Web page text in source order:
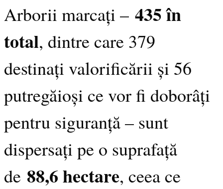
Arborii marcați – 435 în
total, dintre care 379
destinați valorificării și 56
putregăioși ce vor fi doborâți
pentru siguranță – sunt
dispersați pe o suprafață
de 88,6 hectare, ceea ce